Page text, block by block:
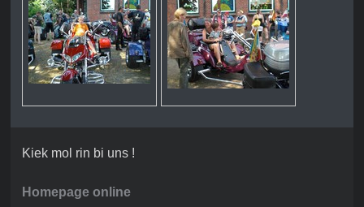
Kiek mol rin bi uns !
Homepage online